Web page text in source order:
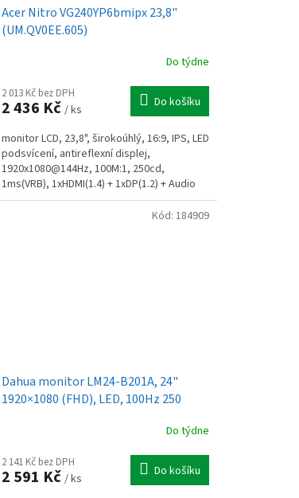
Acer Nitro VG240YP6bmipx 23,8"
(UM.QV0EE.605)
Do týdne
2 013 Kč bez DPH
2 436 Kč / ks Do košíku
monitor LCD, 23,8", širokoúhlý, 16:9, IPS, LED
podsvícení, antireflexní displej,
1920x1080@144Hz, 100M:1, 250cd,
1ms(VRB), 1xHDMI(1.4) + 1xDP(1.2) + Audio
Out, speakers 2Wx2,...
Dahua monitor LM24-B201A, 24"
1920×1080 (FHD), LED, 100Hz 250
Do týdne
2 141 Kč bez DPH
2 591 Kč / ks Do košíku
Kód: 184909